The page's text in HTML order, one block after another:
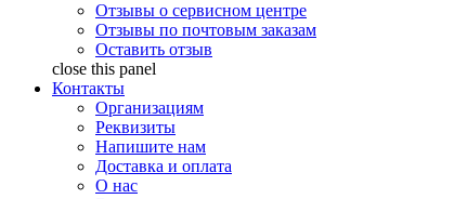
Отзывы о сервисном центре
Отзывы по почтовым заказам
Оставить отзыв
close this panel
Контакты
Организациям
Реквизиты
Напишите нам
Доставка и оплата
О нас